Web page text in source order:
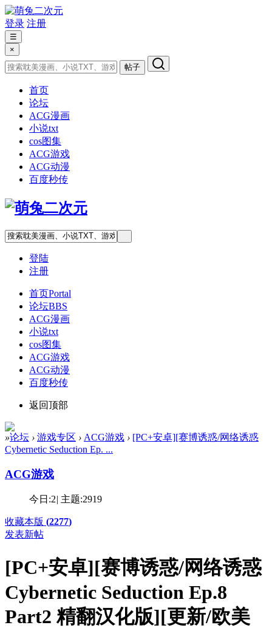
登录 注册
☰
×
帖子
首页
论坛
ACG漫画
小说txt
cos图集
ACG游戏
ACG动漫
百度秒传
登陆
注册
首页Portal
论坛BBS
ACG漫画
小说txt
cos图集
ACG游戏
ACG动漫
百度秒传
返回顶部
»论坛 › 游戏专区 › ACG游戏 › [PC+安卓][赛博诱惑/网络诱惑
Cybernetic Seduction Ep. ...
ACG游戏
今日:2| 主题:2919
收藏本版 (2277)
发表新帖
[PC+安卓][赛博诱惑/网络诱惑
Cybernetic Seduction Ep.8
Part2 精翻汉化版][更新/欧美